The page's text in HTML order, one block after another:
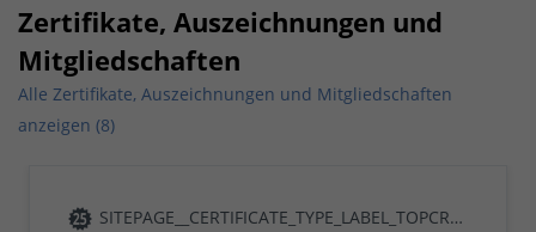
Zertifikate, Auszeichnungen und
Mitgliedschaften
Alle Zertifikate, Auszeichnungen und Mitgliedschaften
anzeigen (8)
SITEPAGE__CERTIFICATE_TYPE_LABEL_TOPCRAFTSMAN25